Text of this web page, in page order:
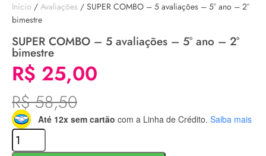
Início / Avaliações / SUPER COMBO – 5 avaliações – 5° ano – 2°
bimestre
SUPER COMBO – 5 avaliações – 5° ano – 2°
bimestre
R$ 25,00
R$58,50
Até 12x sem cartão com a Linha de Crédito. Saiba mais